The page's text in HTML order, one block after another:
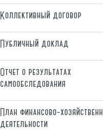
Коллективный договор
Публичный доклад
Отчет о результатах
самообследования
План финансово-
деятельности